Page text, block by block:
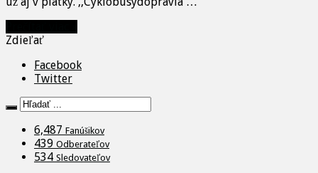
Zdieľať
Facebook
Twitter
6,487 Fanúšikov
439 Odberateľov
534 Sledovateľov